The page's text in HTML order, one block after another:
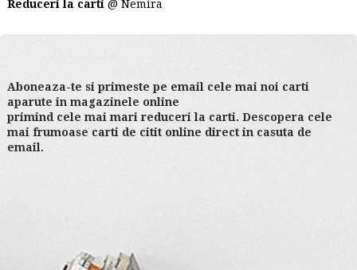
Reduceri la carti @ Nemira
Aboneaza-te si primeste pe email cele mai noi carti
aparute in magazinele online
primind cele mai mari reduceri la carti. Descopera cele
mai frumoase carti de citit online direct in casuta de
email.